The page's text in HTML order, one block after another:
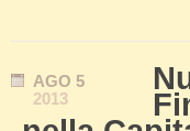
AGO 5
2013